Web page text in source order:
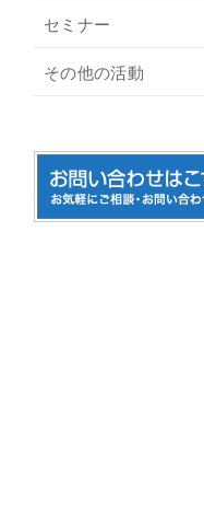
セミナー
その他の活動